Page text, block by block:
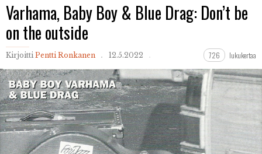
Varhama, Baby Boy & Blue Drag: Don’t be
on the outside
Kirjoitti Pentti Ronkanen 12.5.2022 726 lukukertaa